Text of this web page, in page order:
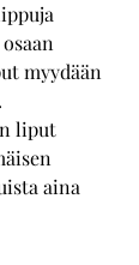
myydään
liput
aina